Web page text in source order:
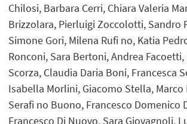
Chilosi, Barbara Cerri, Chiara Valeria
Brizzolara, Pierluigi Zoccolotti, Sandro
Simone Gori, Milena Rufi no, Katia
Ronconi, Sara Bertoni, Andrea
Scorza, Claudia Daria Boni, Francesca
Isabella Morlini, Giacomo Stella, Marco
Serafi no Buono, Francesco Domenico
Francesco Di Nuovo, Sara Giovagnoli,